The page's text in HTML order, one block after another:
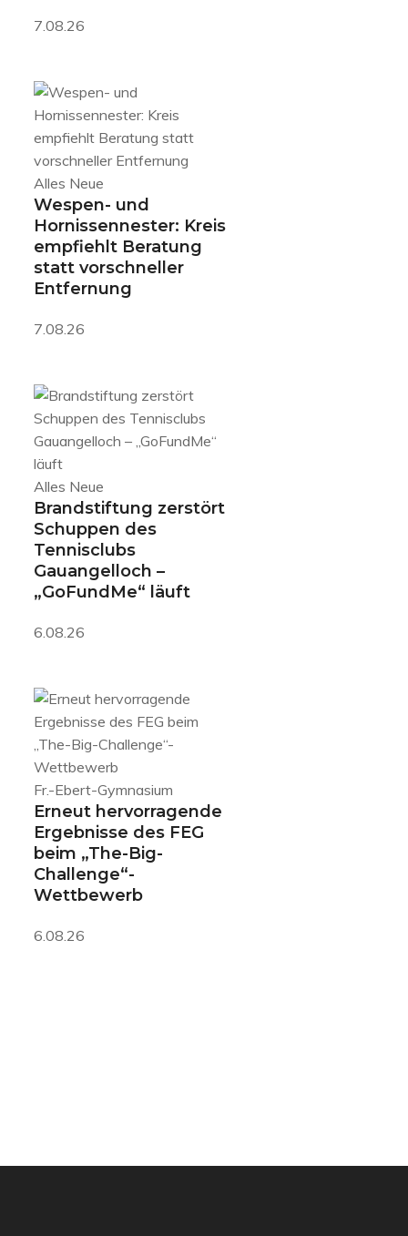
7.08.26
Alles Neue
Wespen- und
Hornissennester: Kreis
empfiehlt Beratung
statt vorschneller
Entfernung
7.08.26
Alles Neue
Brandstiftung zerstört
Schuppen des
Tennisclubs
Gauangelloch –
„GoFundMe“ läuft
6.08.26
Fr.-Ebert-Gymnasium
Erneut hervorragende
Ergebnisse des FEG
beim „The-Big-
Challenge“-
Wettbewerb
6.08.26